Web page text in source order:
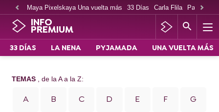
Maya Pixelskaya Una vuelta más 33 Días Carla Flila Paco
INFO
PREMIUM
33 DÍAS LA NENA PYJAMADA UNA VUELTA MÁS
TEMAS , de la A a la Z:
A B C D E F G